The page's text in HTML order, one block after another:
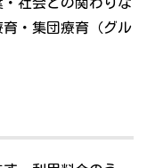
社会との関わりな
・集団療育（グル